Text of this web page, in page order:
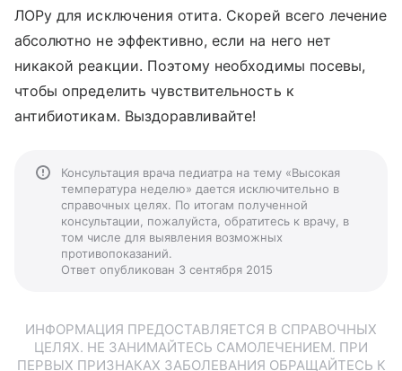
ЛОРу для исключения отита. Скорей всего лечение
абсолютно не эффективно, если на него нет
никакой реакции. Поэтому необходимы посевы,
чтобы определить чувствительность к
антибиотикам. Выздоравливайте!
Консультация врача педиатра на тему «Высокая
температура неделю» дается исключительно в
справочных целях. По итогам полученной
консультации, пожалуйста, обратитесь к врачу, в
том числе для выявления возможных
противопоказаний.
Ответ опубликован 3 сентября 2015
ИНФОРМАЦИЯ ПРЕДОСТАВЛЯЕТСЯ В СПРАВОЧНЫХ
ЦЕЛЯХ. НЕ ЗАНИМАЙТЕСЬ САМОЛЕЧЕНИЕМ. ПРИ
ПЕРВЫХ ПРИЗНАКАХ ЗАБОЛЕВАНИЯ ОБРАЩАЙТЕСЬ К